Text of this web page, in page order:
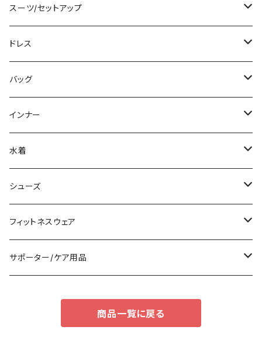
カーディガン/ボレロ
ニット/セーター
パーカー
スウェット/トレーナー
その他
袖付き
ノースリーブ
その他
チュニック
ロング丈
デニム
レギンス
その他
オールインワン
ミディアム/ミモレ
ロング
その他
コート
ジャケット
その他
スーツ/セットアップ
パンツスーツ
スカートスーツ
その他
ドレス
ミニ/ショート
ミディアム/ミモレ
ロング/マキシ
袖付き
ノースリーブ
パンツドレス
バッグ
サブバッグ
クラッチバッグ
フォーマルバッグ
カジュアルバッグ
バックパック
インナー
ブラ/ブラトップ/ベアトップ
ショーツ
タンクトップ/キャミソール
半袖/5分
水着
タンキニ
バンドゥビキニ
ワンピース
シューズ
スニーカー
ブーツ
フィットネスウェア
セット販売
サポーター/ケア用品
商品一覧に戻る